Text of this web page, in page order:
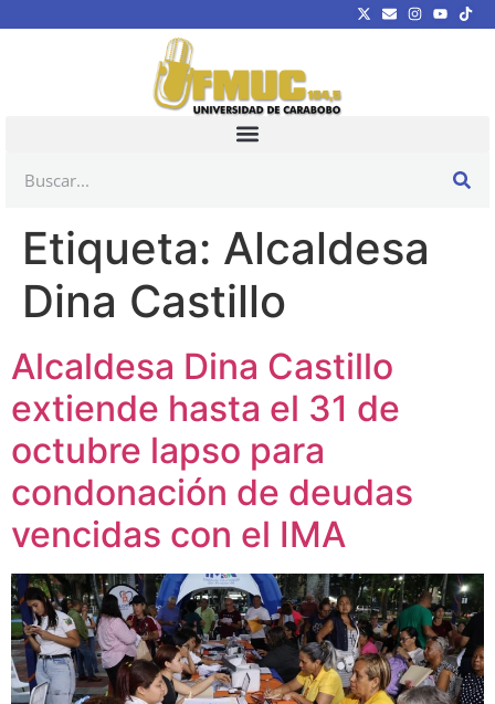
Etiqueta: Alcaldesa
Dina Castillo
Alcaldesa Dina Castillo
extiende hasta el 31 de
octubre lapso para
condonación de deudas
vencidas con el IMA